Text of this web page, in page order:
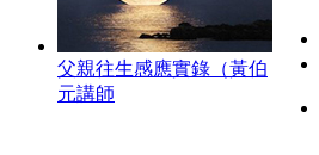
父親往生感應實錄（黃伯
元講師